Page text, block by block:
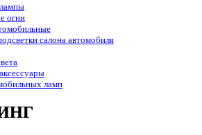
огни
салона автомобиля
ламп